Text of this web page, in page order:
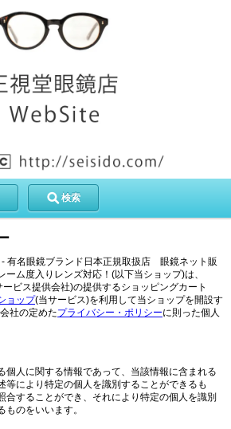
検索
有名眼鏡ブランド日本正規取扱店 眼鏡ネット販
ム度入りレンズ対応！(以下当ショップ)は、
ービス提供会社)の提供するショッピングカート
ョップ(当サービス)を利用して当ショップを開設す
社の定めたプライバシー・ポリシーに則った個人
個人に関する情報であって、当該情報に含まれる
等により特定の個人を識別することができるも
合することができ、それにより特定の個人を識別
のをいいます。